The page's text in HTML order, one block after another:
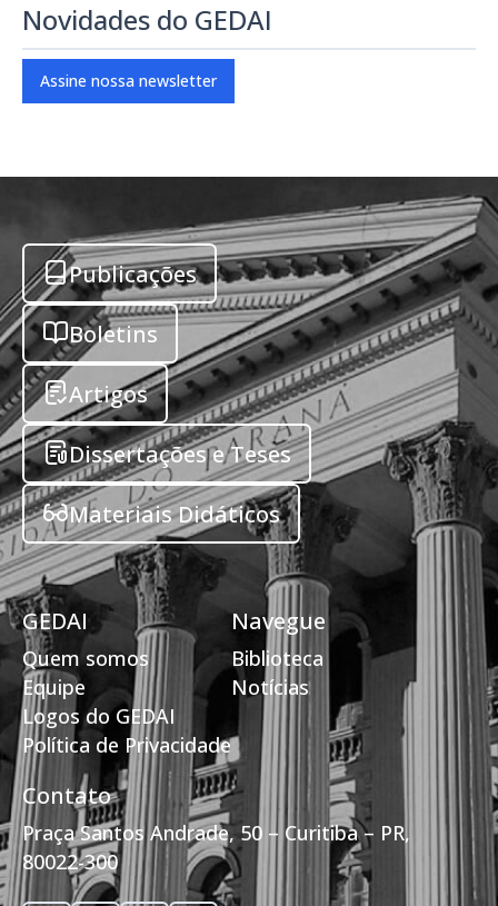
Novidades do GEDAI
Assine nossa newsletter
Publicações
Boletins
Artigos
Dissertações e Teses
Materiais Didáticos
GEDAI
Quem somos
Equipe
Logos do GEDAI
Política de Privacidade
Navegue
Biblioteca
Notícias
Contato
Praça Santos Andrade, 50 – Curitiba – PR,
80022-300